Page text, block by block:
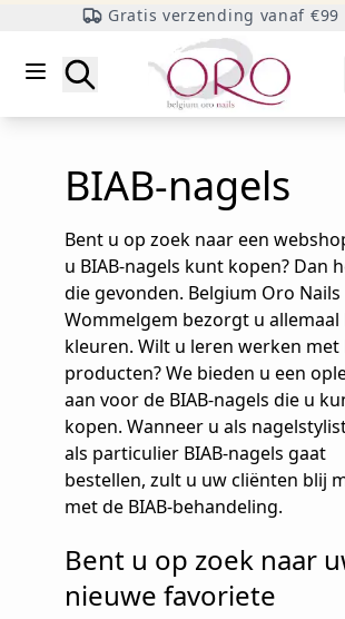
Gratis verzending vanaf
Zoeken
BIAB-nagels
Bent u op zoek naar een
u BIAB-nagels kunt kopen? Dan
die gevonden. Belgium Oro
Wommelgem bezorgt u allemaal
kleuren. Wilt u leren werken met
producten? We bieden u een
aan voor de BIAB-nagels die u
kopen. Wanneer u als
als particulier BIAB-nagels gaat
bestellen, zult u uw cliënten blij
met de BIAB-behandeling.
Bent u op zoek naar
nieuwe favoriete